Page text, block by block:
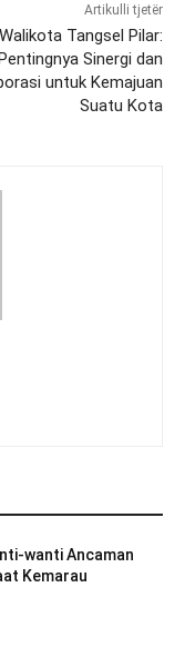
Artikulli tjetër
Tangsel Pilar:
Sinergi dan
untuk Kemajuan
Suatu Kota
wanti Ancaman
Kemarau